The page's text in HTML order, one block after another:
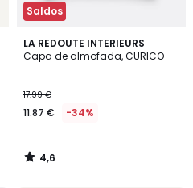
Saldos
LA REDOUTE INTERIEURS
Capa de almofada, CURICO
17.99 €
11.87 € -34%
4,6
/ 5
4,6
/